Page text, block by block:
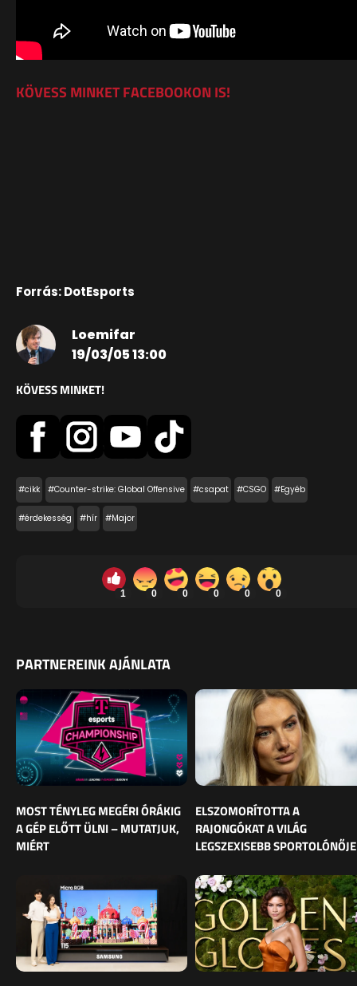
KÖVESS MINKET FACEBOOKON IS!
Forrás: DotEsports
Loemifar
19/03/05 13:00
KÖVESS MINKET!
#cikk #Counter-strike: Global Offensive #csapat #CSGO #Egyéb
#érdekesség #hír #Major
1 0 0 0 0 0
PARTNEREINK AJÁNLATA
MOST TÉNYLEG MEGÉRI ÓRÁKIG
A GÉP ELŐTT ÜLNI – MUTATJUK,
MIÉRT
ELSZOMORÍTOTTA A
RAJONGÓKAT A VILÁG
LEGSZEXISEBB SPORTOLÓNŐJE